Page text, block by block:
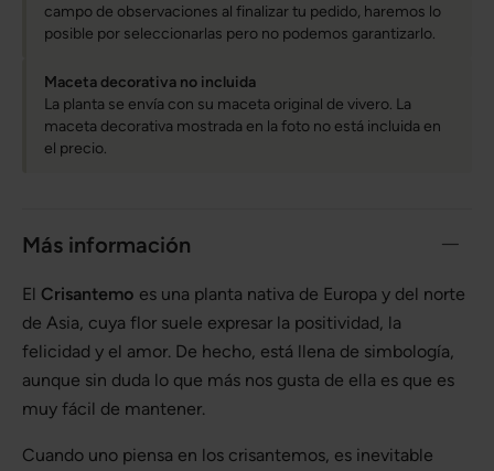
campo de observaciones al finalizar tu pedido, haremos lo
posible por seleccionarlas pero no podemos garantizarlo.
Maceta decorativa no incluida
La planta se envía con su maceta original de vivero. La
maceta decorativa mostrada en la foto no está incluida en
el precio.
Más información
El Crisantemo es una planta nativa de Europa y del norte
de Asia, cuya flor suele expresar la positividad, la
felicidad y el amor. De hecho, está llena de simbología,
aunque sin duda lo que más nos gusta de ella es que es
muy fácil de mantener.
Cuando uno piensa en los crisantemos, es inevitable